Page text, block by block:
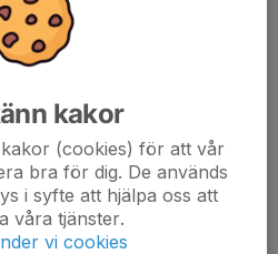
kakor
(cookies) för att vår
bra för dig. De används
i syfte att hjälpa oss att
våra tjänster.
vi cookies